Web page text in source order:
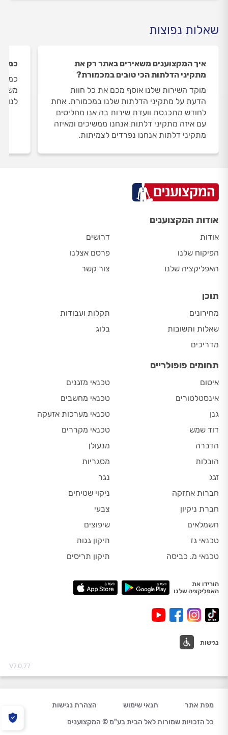
שאלות נפוצות
איך המקצוענים משאירים באתר רק את
מתקיני הדלתות הכי טובים במכמורת?
מוקד השירות שלנו אוסף מכם את כל חוות
הדעת על מתקיני הדלתות שלנו במכמורת. אחת
לחודש מתכנסת וועדת שירות בה אנו מחליטים
עם איזה מתקיני דלתות אנחנו ממשיכים ומאיזה
מתקיני דלתות אנחנו נפרדים לצמיתות.
כמה
לנו 1 מתקיני דלתות במכמורת.
אודות המקצוענים
אודות
הפיקוח שלנו
האפליקציה שלנו
דרושים
פרסם אצלנו
צור קשר
תוכן
מחירונים
שאלות ותשובות
מדריכים
תקלות ועבודות
בלוג
תחומים פופולריים
איטום
אינסטלטורים
גנן
דוד שמש
הדברה
הובלות
זגג
חברות אחזקה
חברת ניקיון
חשמלאים
טכנאי גז
טכנאי מ. כביסה
טכנאי מזגנים
טכנאי מחשבים
טכנאי מערכות אזעקה
טכנאי מקררים
מנעולן
מסגריות
נגר
ניקוי שטיחים
צבעי
שיפוצים
תיקון גגות
תיקון תריסים
הורידו את
האפליקציה שלנו
נגישות
V7.0.77
מפת אתר תנאי שימוש
הצהרת נגישות
כל הזכויות שמורות לאל הבית בע"מ © המקצוענים